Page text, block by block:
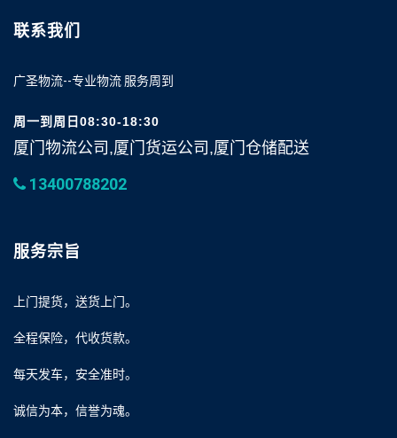
联系我们
广圣物流--专业物流 服务周到
周一到周日08:30-18:30
厦门物流公司,厦门货运公司,厦门仓储配送
13400788202
服务宗旨
上门提货，送货上门。
全程保险，代收货款。
每天发车，安全准时。
诚信为本，信誉为魂。